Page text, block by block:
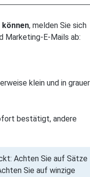
können, melden Sie sich
Marketing-E-Mails ab:
klein und in grauer
bestätigt, andere
Achten Sie auf Sätze
Sie auf winzige